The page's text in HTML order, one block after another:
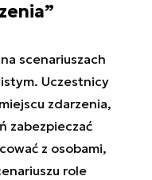
scenariuszach
Uczestnicy
zdarzenia,
zabezpieczać
z osobami,
role